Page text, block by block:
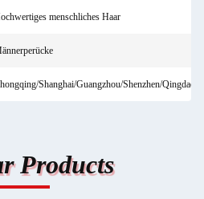
menschliches Haar
Shanghai/Guangzhou/Shenzhen/Qingdao
Products